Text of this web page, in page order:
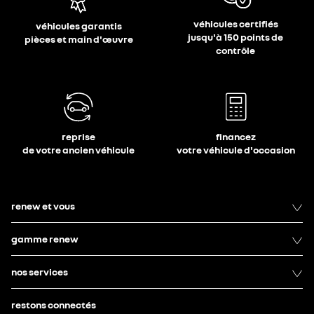
véhicules garantis
pièces et main d'œuvre
véhicules certifiés
jusqu'à 150 points de
contrôle
reprise
de votre ancien véhicule
financez
votre véhicule d'occasion
renew et vous
gamme renew
nos services
restons connectés